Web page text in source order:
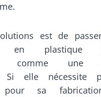
est de
en plastique
comme une
elle nécessite
pour sa